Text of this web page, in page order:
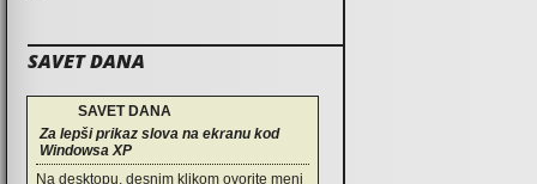
SAVET DANA
SAVET DANA
Za lepši prikaz slova na ekranu kod
Windowsa XP
Na desktopu, desnim klikom ovorite meni